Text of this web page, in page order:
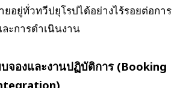
ยอยู่ทั่วทวีปยุโรปได้อย่างไร้รอยต่อการ
ะการดำเนินงาน
จองและงานปฏิบัติการ (Booking